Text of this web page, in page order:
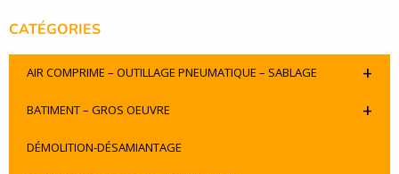
CATÉGORIES
+
AIR COMPRIME – OUTILLAGE PNEUMATIQUE – SABLAGE
+
BATIMENT – GROS OEUVRE
DÉMOLITION-DÉSAMIANTAGE